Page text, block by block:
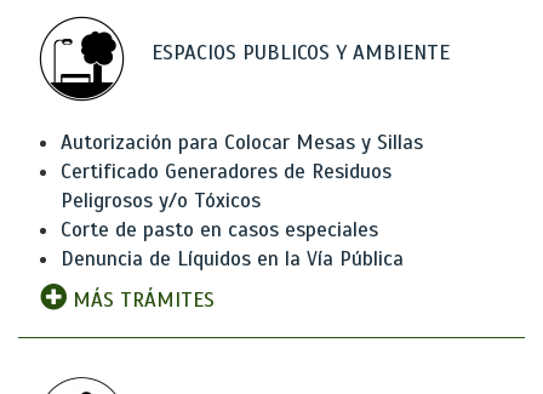
ESPACIOS PUBLICOS Y AMBIENTE
Autorización para Colocar Mesas y Sillas
Certificado Generadores de Residuos
Peligrosos y/o Tóxicos
Corte de pasto en casos especiales
Denuncia de Líquidos en la Vía Pública
MÁS TRÁMITES